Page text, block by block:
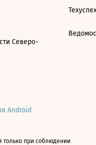
Северо-
Android
только при соблюдении